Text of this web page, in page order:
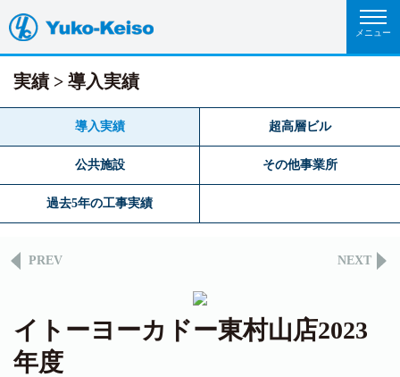
実績 導入実績
導入実績 超高層ビル
公共施設 その他事業所
過去5年の工事実績
PREV NEXT
イトーヨーカドー東村山店2023
年度